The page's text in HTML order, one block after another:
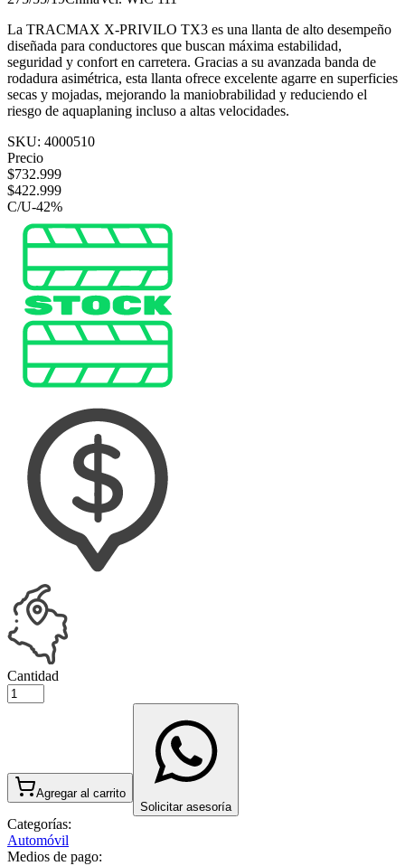
La TRACMAX X-PRIVILO TX3 es una llanta de alto desempeño
diseñada para conductores que buscan máxima estabilidad,
seguridad y confort en carretera. Gracias a su avanzada banda de
rodadura asimétrica, esta llanta ofrece excelente agarre en superficies
secas y mojadas, mejorando la maniobrabilidad y reduciendo el
riesgo de aquaplaning incluso a altas velocidades.
SKU: 4000510
Precio
$732.999
$422.999
C/U-42%
Cantidad
Agregar al carrito
Solicitar asesoría
Categorías:
Automóvil
Medios de pago: